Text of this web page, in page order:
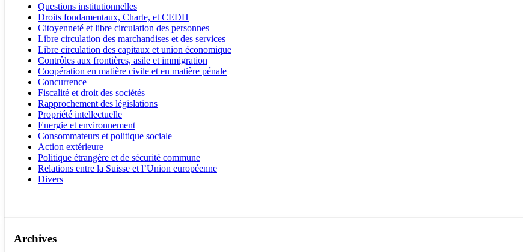
Questions institutionnelles
Droits fondamentaux, Charte, et CEDH
Citoyenneté et libre circulation des personnes
Libre circulation des marchandises et des services
Libre circulation des capitaux et union économique
Contrôles aux frontières, asile et immigration
Coopération en matière civile et en matière pénale
Concurrence
Fiscalité et droit des sociétés
Rapprochement des législations
Propriété intellectuelle
Energie et environnement
Consommateurs et politique sociale
Action extérieure
Politique étrangère et de sécurité commune
Relations entre la Suisse et l’Union européenne
Divers
Archives